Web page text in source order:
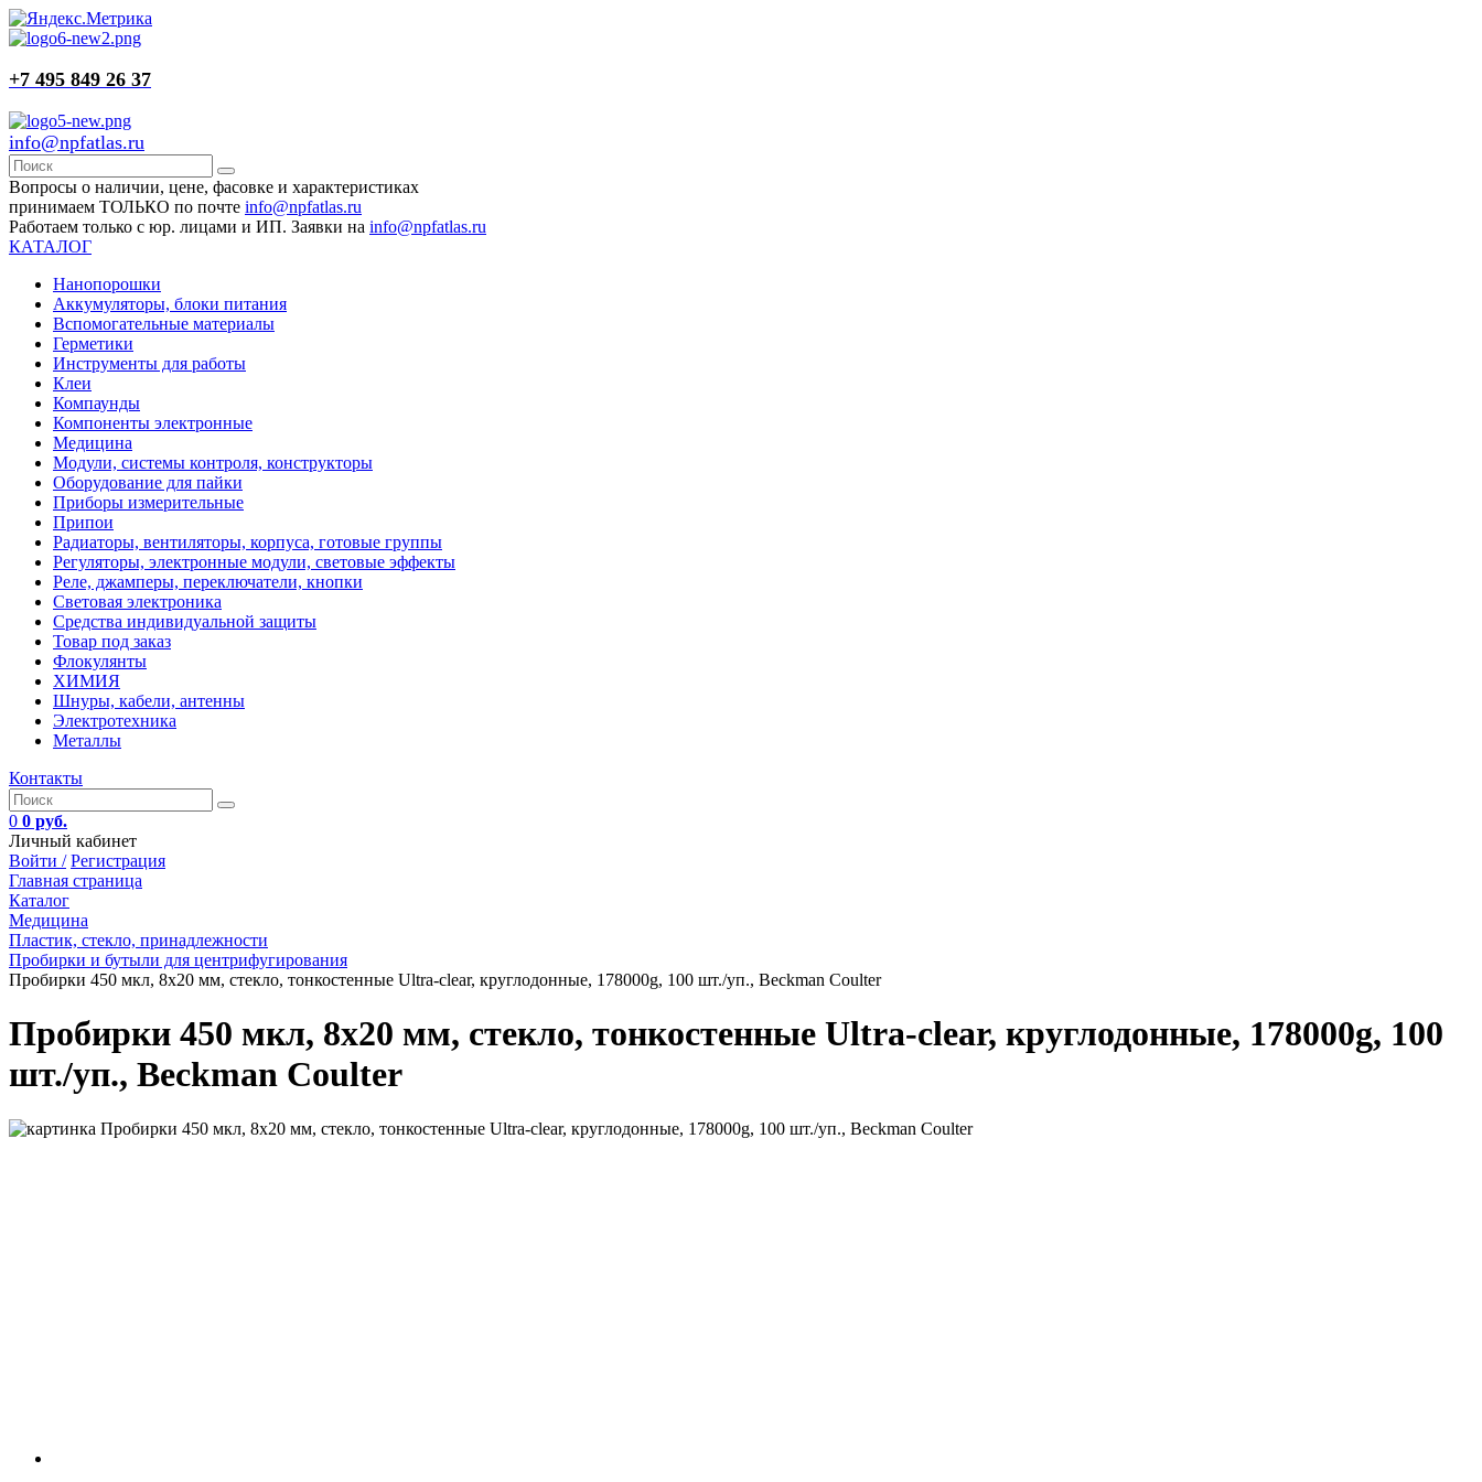
+7 495 849 26 37
info@npfatlas.ru
Вопросы о наличии, цене, фасовке и характеристиках
принимаем ТОЛЬКО по почте info@npfatlas.ru
Работаем только с юр. лицами и ИП. Заявки на info@npfatlas.ru
КАТАЛОГ
Нанопорошки
Аккумуляторы, блоки питания
Вспомогательные материалы
Герметики
Инструменты для работы
Клеи
Компаунды
Компоненты электронные
Медицина
Модули, системы контроля, конструкторы
Оборудование для пайки
Приборы измерительные
Припои
Радиаторы, вентиляторы, корпуса, готовые группы
Регуляторы, электронные модули, световые эффекты
Реле, джамперы, переключатели, кнопки
Световая электроника
Средства индивидуальной защиты
Товар под заказ
Флокулянты
ХИМИЯ
Шнуры, кабели, антенны
Электротехника
Металлы
Контакты
0 0 руб.
Личный кабинет
Войти / Регистрация
Главная страница
Каталог
Медицина
Пластик, стекло, принадлежности
Пробирки и бутыли для центрифугирования
Пробирки 450 мкл, 8х20 мм, стекло, тонкостенные Ultra-clear, круглодонные, 178000g, 100 шт./уп., Beckman Coulter
Пробирки 450 мкл, 8х20 мм, стекло, тонкостенные Ultra-clear, круглодонные, 178000g, 100
шт./уп., Beckman Coulter